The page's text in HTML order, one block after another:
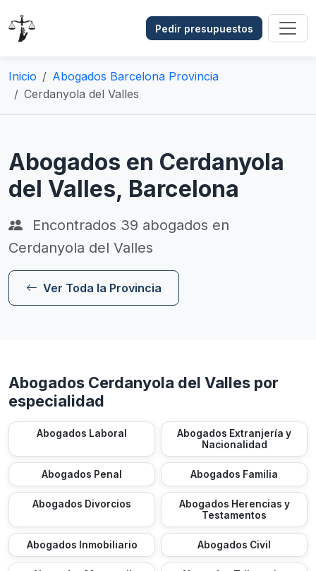
Pedir presupuestos
Inicio
Abogados Barcelona Provincia
Cerdanyola del Valles
Abogados en Cerdanyola
del Valles, Barcelona
Encontrados 39 abogados en
Cerdanyola del Valles
Ver Toda la Provincia
Abogados Cerdanyola del Valles por
especialidad
Abogados Laboral
Abogados Extranjería y
Nacionalidad
Abogados Penal Abogados Familia
Abogados Divorcios
Abogados Herencias y
Testamentos
Abogados Inmobiliario Abogados Civil